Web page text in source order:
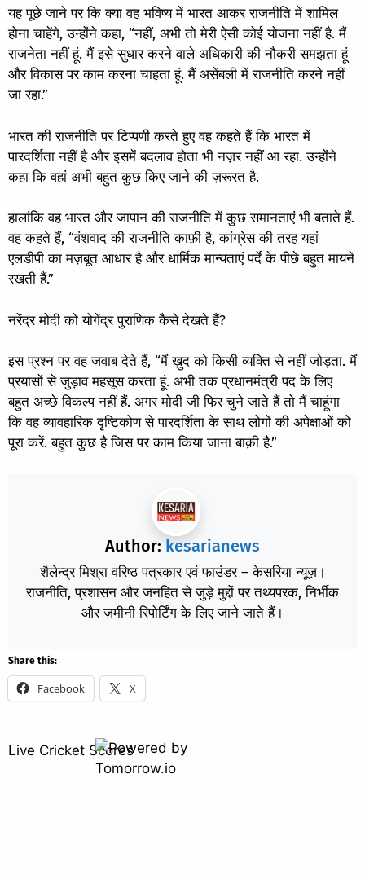
यह पूछे जाने पर कि क्या वह भविष्य में भारत आकर राजनीति में शामिल
होना चाहेंगे, उन्होंने कहा, “नहीं, अभी तो मेरी ऐसी कोई योजना नहीं है. मैं
राजनेता नहीं हूं. मैं इसे सुधार करने वाले अधिकारी की नौकरी समझता हूं
और विकास पर काम करना चाहता हूं. मैं असेंबली में राजनीति करने नहीं
जा रहा.”
भारत की राजनीति पर टिप्पणी करते हुए वह कहते हैं कि भारत में
पारदर्शिता नहीं है और इसमें बदलाव होता भी नज़र नहीं आ रहा. उन्होंने
कहा कि वहां अभी बहुत कुछ किए जाने की ज़रूरत है.
हालांकि वह भारत और जापान की राजनीति में कुछ समानताएं भी बताते हैं.
वह कहते हैं, “वंशवाद की राजनीति काफ़ी है, कांग्रेस की तरह यहां
एलडीपी का मज़बूत आधार है और धार्मिक मान्यताएं पर्दे के पीछे बहुत मायने
रखती हैं.”
नरेंद्र मोदी को योगेंद्र पुराणिक कैसे देखते हैं?
इस प्रश्न पर वह जवाब देते हैं, “मैं ख़ुद को किसी व्यक्ति से नहीं जोड़ता. मैं
प्रयासों से जुड़ाव महसूस करता हूं. अभी तक प्रधानमंत्री पद के लिए
बहुत अच्छे विकल्प नहीं हैं. अगर मोदी जी फिर चुने जाते हैं तो मैं चाहूंगा
कि वह व्यावहारिक दृष्टिकोण से पारदर्शिता के साथ लोगों की अपेक्षाओं को
पूरा करें. बहुत कुछ है जिस पर काम किया जाना बाक़ी है.”
Author: kesarianews
शैलेन्द्र मिश्रा वरिष्ठ पत्रकार एवं फाउंडर – केसरिया न्यूज़।
राजनीति, प्रशासन और जनहित से जुड़े मुद्दों पर तथ्यपरक, निर्भीक
और ज़मीनी रिपोर्टिंग के लिए जाने जाते हैं।
Share this:
Facebook X
Live Cricket Scores